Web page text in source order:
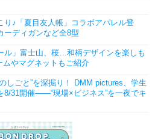
り♪「夏目友人帳」コラボアパレル登
ーディガンなど全8型
ル」富士山、桜…和柄デザインを楽しも
ムやマグネットもご紹介
しごと”を深掘り！ DMM pictures、学生
8/31開催――“現場×ビジネス”を一夜でキ